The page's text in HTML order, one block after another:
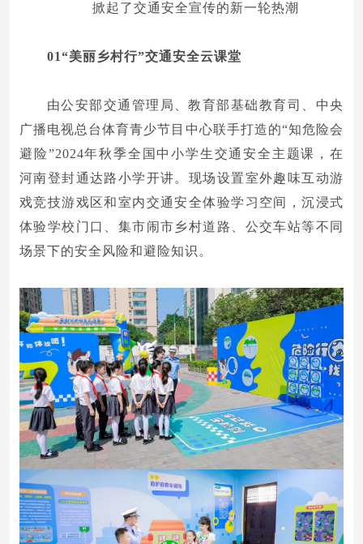
掀起了交通安全宣传的新一轮热潮
01“美丽乡村行”交通安全云课堂
由公安部交通管理局、教育部基础教育司、中央
广播电视总台体育青少节目中心联手打造的“知危险会
避险”2024年秋季全国中小学生交通安全主题课，在
河南登封通达路小学开讲。现场设置室外趣味互动游
戏竞技游戏区和室内交通安全体验学习空间，沉浸式
体验学校门口、集市闹市乡村道路、公交车站等不同
场景下的安全风险和避险知识。